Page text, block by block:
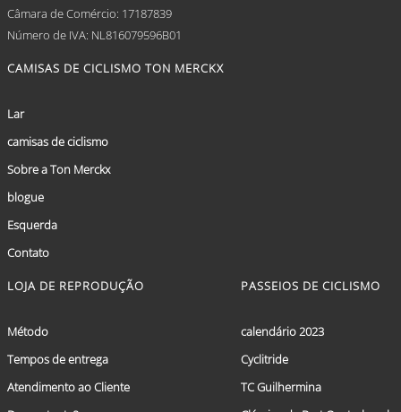
Câmara de Comércio: 17187839
Número de IVA: NL816079596B01
CAMISAS DE CICLISMO TON MERCKX
Lar
camisas de ciclismo
Sobre a Ton Merckx
blogue
Esquerda
Contato
LOJA DE REPRODUÇÃO
Método
Tempos de entrega
Atendimento ao Cliente
PASSEIOS DE CICLISMO
calendário 2023
Cyclitride
TC Guilhermina